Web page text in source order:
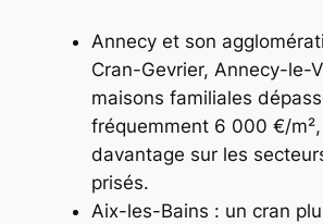
Annecy et son
Cran-Gevrier, Annecy-le-
maisons familiales
fréquemment 6 000 €/
davantage sur les
prisés.
Aix-les-Bains : un cran